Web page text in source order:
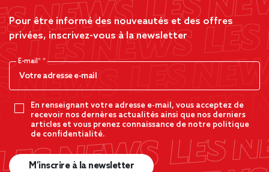
Pour être informé des nouveautés et des offres
privées, inscrivez-vous à la newsletter
E-mail*
En renseignant votre adresse e-mail, vous acceptez de
recevoir nos dernères actualités ainsi que nos derniers
articles et vous prenez connaissance de notre politique
de confidentialité.
M’inscrire à la newsletter